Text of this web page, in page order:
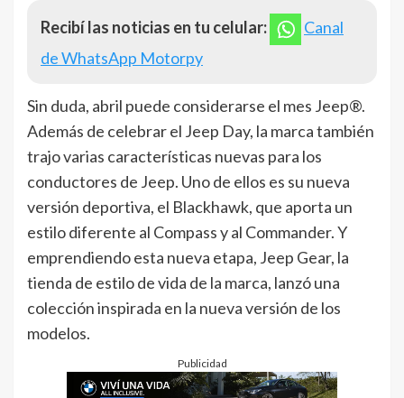
Recibí las noticias en tu celular:
Canal
de WhatsApp Motorpy
Sin duda, abril puede considerarse el mes Jeep®.
Además de celebrar el Jeep Day, la marca también
trajo varias características nuevas para los
conductores de Jeep. Uno de ellos es su nueva
versión deportiva, el Blackhawk, que aporta un
estilo diferente al Compass y al Commander. Y
emprendiendo esta nueva etapa, Jeep Gear, la
tienda de estilo de vida de la marca, lanzó una
colección inspirada en la nueva versión de los
modelos.
Publicidad